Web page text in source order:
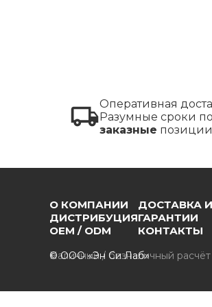
Оперативная
Разумные сроки
заказные позиции
О КОМПАНИИ
ДИСТРИБУЦИЯ
OEM / ODM
ДОСТАВКА
ГАРАНТИИ
КОНТАКТЫ
Наличный / безналичный расчёт
© ООО «Эн Си Лаб»